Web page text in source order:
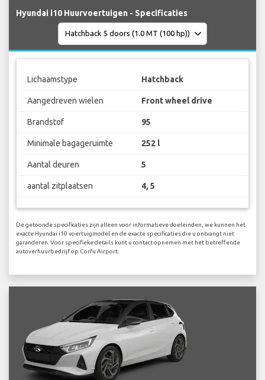
Hyundai i10 Huurvoertuigen - Specificaties
Lichaamstype Hatchback
Aangedreven wielen Front wheel drive
Brandstof 95
Minimale bagageruimte 252 l
Aantal deuren 5
aantal zitplaatsen 4, 5
De getoonde specificaties zijn alleen voor informatieve doeleinden, we kunnen het
exacte Hyundai i10 voertuigmodel en de exacte specificaties die u ontvangt niet
garanderen. Voor specifieke details kunt u contact opnemen met het betreffende
autoverhuurbedrijf op Corfu Airport.